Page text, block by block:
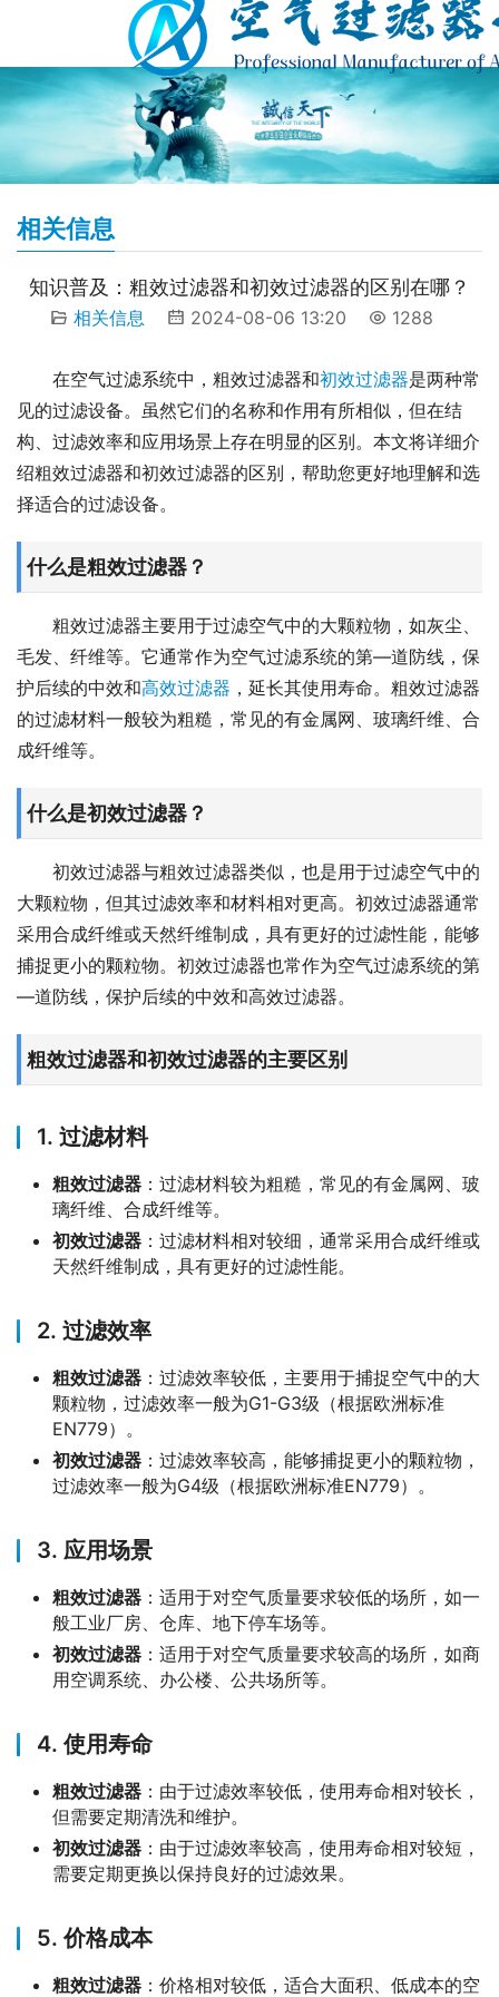
相关信息
知识普及：粗效过滤器和初效过滤器的区别在哪？
相关信息 2024-08-06 13:20 1288
在空气过滤系统中，粗效过滤器和初效过滤器是两种常
见的过滤设备。虽然它们的名称和作用有所相似，但在结
构、过滤效率和应用场景上存在明显的区别。本文将详细介
绍粗效过滤器和初效过滤器的区别，帮助您更好地理解和选
择适合的过滤设备。
什么是粗效过滤器？
粗效过滤器主要用于过滤空气中的大颗粒物，如灰尘、
毛发、纤维等。它通常作为空气过滤系统的第—道防线，保
护后续的中效和高效过滤器 ，延长其使用寿命。粗效过滤器
的过滤材料一般较为粗糙，常见的有金属网、玻璃纤维、合
成纤维等。
什么是初效过滤器？
初效过滤器与粗效过滤器类似，也是用于过滤空气中的
大颗粒物，但其过滤效率和材料相对更高。初效过滤器通常
采用合成纤维或天然纤维制成，具有更好的过滤性能，能够
捕捉更小的颗粒物。初效过滤器也常作为空气过滤系统的第
—道防线，保护后续的中效和高效过滤器。
粗效过滤器和初效过滤器的主要区别
1. 过滤材料
粗效过滤器 ：过滤材料较为粗糙，常见的有金属网、玻
璃纤维、合成纤维等。
初效过滤器 ：过滤材料相对较细，通常采用合成纤维或
天然纤维制成，具有更好的过滤性能。
2. 过滤效率
粗效过滤器 ：过滤效率较低，主要用于捕捉空气中的大
颗粒物，过滤效率一般为G1-G3级（根据欧洲标准
EN779）。
初效过滤器 ：过滤效率较高，能够捕捉更小的颗粒物，
过滤效率一般为G4级（根据欧洲标准EN779）。
3. 应用场景
粗效过滤器 ：适用于对空气质量要求较低的场所，如一
般工业厂房、仓库、地下停车场等。
初效过滤器 ：适用于对空气质量要求较高的场所，如商
用空调系统、办公楼、公共场所等。
4. 使用寿命
粗效过滤器 ：由于过滤效率较低，使用寿命相对较长，
但需要定期清洗和维护。
初效过滤器 ：由于过滤效率较高，使用寿命相对较短，
需要定期更换以保持良好的过滤效果。
5. 价格成本
粗效过滤器 ：价格相对较低，适合大面积、低成本的空